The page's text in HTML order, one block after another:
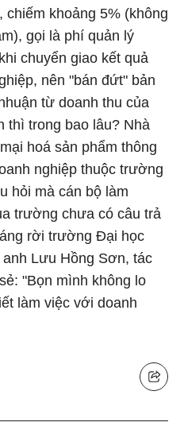
chiếm khoảng 5% (không
gọi là phí quản lý
chuyển giao kết quả
nên "bán đứt" bản
từ doanh thu của
thì trong bao lâu? Nhà
hoá sản phẩm thông
nghiệp thuộc trường
hỏi mà cán bộ làm
trường chưa có câu trả
rời trường Đại học
Lưu Hồng Sơn, tác
"Bọn mình không lo
làm việc với doanh